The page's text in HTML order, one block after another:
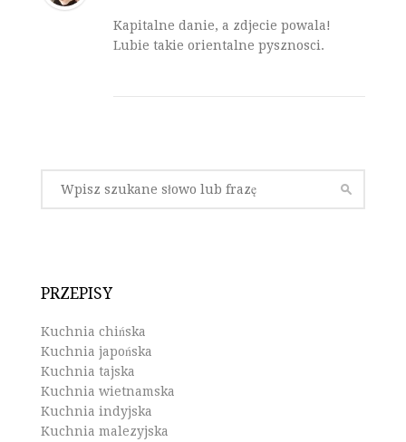
Kapitalne danie, a zdjecie powala!
Lubie takie orientalne pysznosci.
PRZEPISY
Kuchnia chińska
Kuchnia japońska
Kuchnia tajska
Kuchnia wietnamska
Kuchnia indyjska
Kuchnia malezyjska